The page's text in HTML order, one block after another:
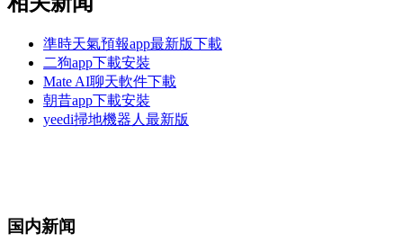
準時天氣預報app最新版下載
二狗app下載安裝
Mate AI聊天軟件下載
朝昔app下載安裝
yeedi掃地機器人最新版
国内新闻